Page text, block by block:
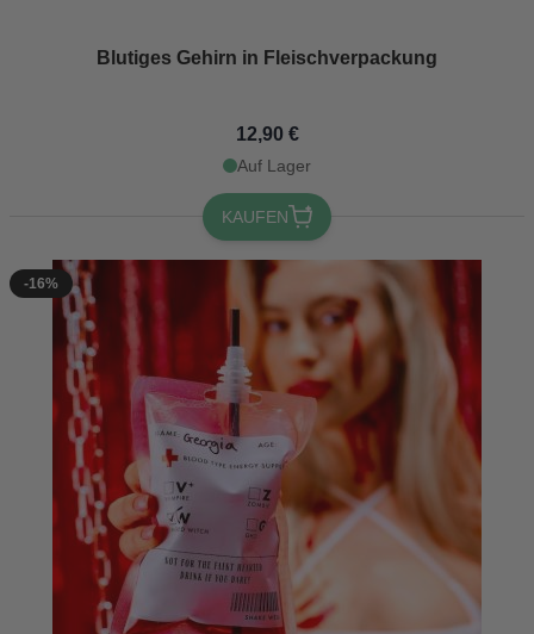
Blutiges Gehirn in Fleischverpackung
12,90 €
Auf Lager
KAUFEN
-16%